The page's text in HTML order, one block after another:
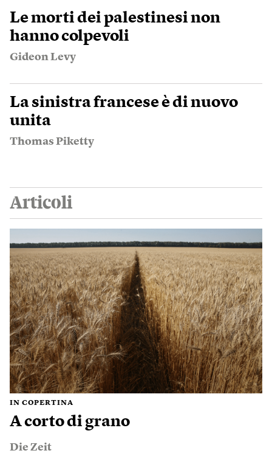
Le morti dei palestinesi non
hanno colpevoli
Gideon Levy
La sinistra francese è di nuovo
unita
Thomas Piketty
Articoli
IN COPERTINA
A corto di grano
Die Zeit